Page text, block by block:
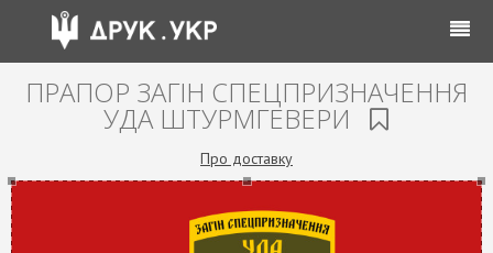
ПРАПОР ЗАГІН СПЕЦПРИЗНАЧЕННЯ
УДА ШТУРМГЕВЕРИ
Про доставку